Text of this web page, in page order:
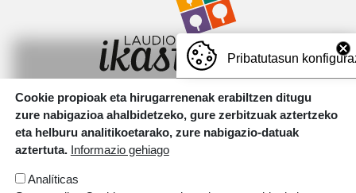
Motxotekale, 16 01400 Laudio.
T.946 726 737
Irudia
Pribatutasun
Cookie propioak eta hirugarrenenak erabiltzen ditugu
zure nabigazioa ahalbidetzeko, gure zerbitzuak aztertzeko
eta helburu analitikoetarako, zure nabigazio-datuak
aztertuta. Informazio gehiago
Analíticas